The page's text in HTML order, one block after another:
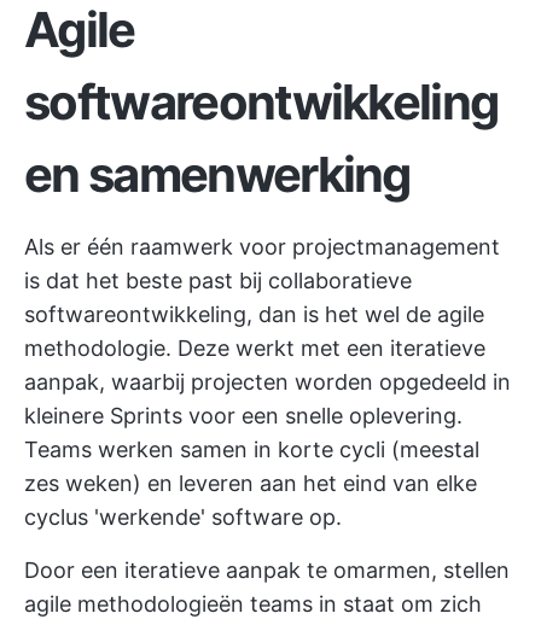
Agile
softwareontwikkeling
en samenwerking
Als er één raamwerk voor projectmanagement
is dat het beste past bij collaboratieve
softwareontwikkeling, dan is het wel de agile
methodologie. Deze werkt met een iteratieve
aanpak, waarbij projecten worden opgedeeld in
kleinere Sprints voor een snelle oplevering.
Teams werken samen in korte cycli (meestal
zes weken) en leveren aan het eind van elke
cyclus 'werkende' software op.
Door een iteratieve aanpak te omarmen, stellen
agile methodologieën teams in staat om zich